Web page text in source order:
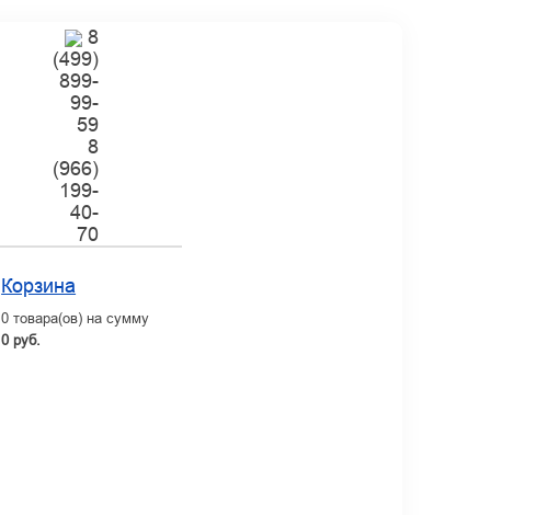
8
(499)
899-
99-
59
8
(966)
199-
40-
70
Корзина
0 товара(ов) на сумму
0 руб.